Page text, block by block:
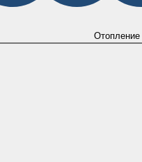
Отопление